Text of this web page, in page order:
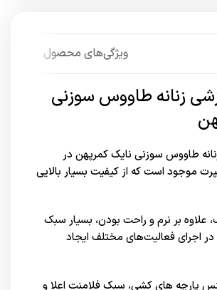
ویژگی‌های محصول
زنانه طاووس سوزنی
طاووس سوزنی نایک کمرپهن در
موجود است که از کیفیت بسیار بالایی
علاوه بر نرم و راحت بودن، بسیار سبک
اجرای فعالیت‌های مختلف ایجاد
پارچه های کشی، سبک فلامنت اعلا و